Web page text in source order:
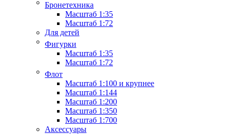
Бронетехника
Масштаб 1:35
Масштаб 1:72
Для детей
Фигурки
Масштаб 1:35
Масштаб 1:72
Флот
Масштаб 1:100 и крупнее
Масштаб 1:144
Масштаб 1:200
Масштаб 1:350
Масштаб 1:700
Аксессуары